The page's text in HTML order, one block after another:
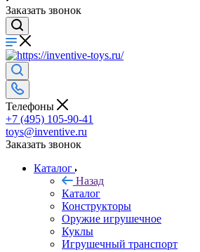
Заказать звонок
Телефоны
+7 (495) 105-90-41
toys@inventive.ru
Заказать звонок
Каталог
Назад
Каталог
Конструкторы
Оружие игрушечное
Куклы
Игрушечный транспорт